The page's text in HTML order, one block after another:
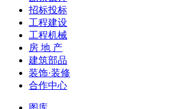
招标投标
工程建设
工程机械
房 地 产
建筑部品
装饰·装修
合作中心